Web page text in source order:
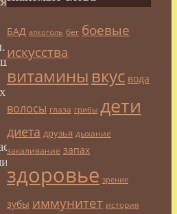
БАД алкоголь бег боевые
искусства
витамины вкус вода
волосы глаза грибы дети
диета друзья дыхание
закаливание запах
здоровье зрение
зубы иммунитет история